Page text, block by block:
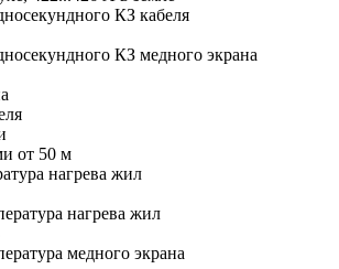
КЗ кабеля
КЗ медного экрана
от 50 м
нагрева жил
нагрева жил
медного экрана